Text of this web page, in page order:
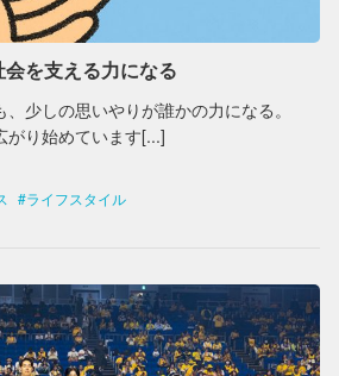
を支える力になる
少しの思いやりが誰かの力になる。
がり始めています[...]
ライフスタイル